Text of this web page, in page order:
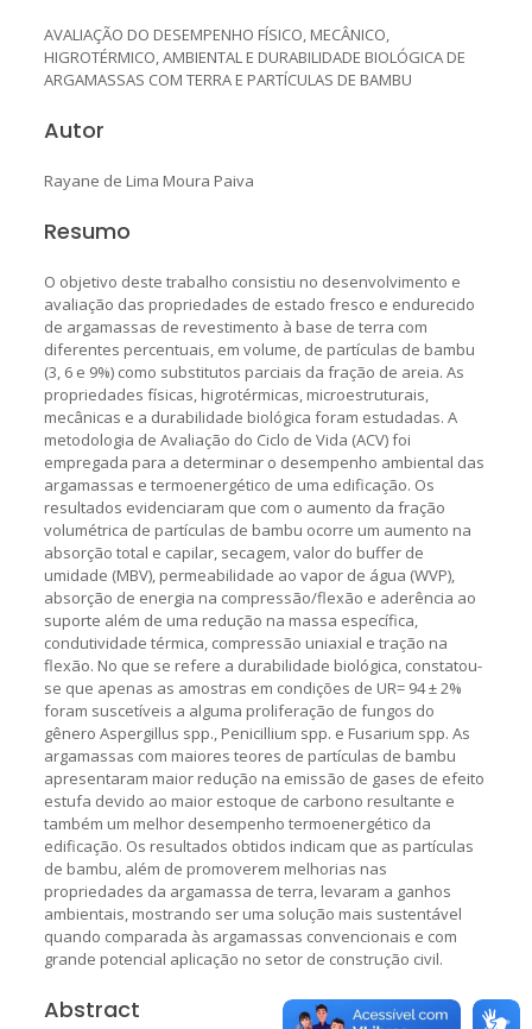
AVALIAÇÃO DO DESEMPENHO FÍSICO, MECÂNICO,
HIGROTÉRMICO, AMBIENTAL E DURABILIDADE BIOLÓGICA DE
ARGAMASSAS COM TERRA E PARTÍCULAS DE BAMBU
Autor
Rayane de Lima Moura Paiva
Resumo
O objetivo deste trabalho consistiu no desenvolvimento e
avaliação das propriedades de estado fresco e endurecido
de argamassas de revestimento à base de terra com
diferentes percentuais, em volume, de partículas de bambu
(3, 6 e 9%) como substitutos parciais da fração de areia. As
propriedades físicas, higrotérmicas, microestruturais,
mecânicas e a durabilidade biológica foram estudadas. A
metodologia de Avaliação do Ciclo de Vida (ACV) foi
empregada para a determinar o desempenho ambiental das
argamassas e termoenergético de uma edificação. Os
resultados evidenciaram que com o aumento da fração
volumétrica de partículas de bambu ocorre um aumento na
absorção total e capilar, secagem, valor do buffer de
umidade (MBV), permeabilidade ao vapor de água (WVP),
absorção de energia na compressão/flexão e aderência ao
suporte além de uma redução na massa específica,
condutividade térmica, compressão uniaxial e tração na
flexão. No que se refere a durabilidade biológica, constatou-
se que apenas as amostras em condições de UR= 94 ± 2%
foram suscetíveis a alguma proliferação de fungos do
gênero Aspergillus spp., Penicillium spp. e Fusarium spp. As
argamassas com maiores teores de partículas de bambu
apresentaram maior redução na emissão de gases de efeito
estufa devido ao maior estoque de carbono resultante e
também um melhor desempenho termoenergético da
edificação. Os resultados obtidos indicam que as partículas
de bambu, além de promoverem melhorias nas
propriedades da argamassa de terra, levaram a ganhos
ambientais, mostrando ser uma solução mais sustentável
quando comparada às argamassas convencionais e com
grande potencial aplicação no setor de construção civil.
Abstract